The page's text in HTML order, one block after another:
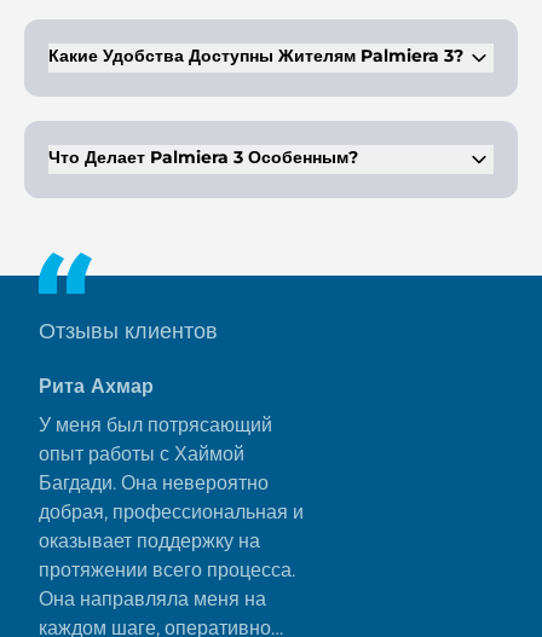
входит в состав комплекса Emaar Blue Lagoon,
предлагающего высочайший комфорт проживания.
Какие Удобства Доступны Жителям Palmiera 3?
социальной, медицинской, развлекательной, спортивной
инфраструктуры мирового уровня.
Что Делает Palmiera 3 Особенным?
Отзывы клиентов
Рита Ахмар
У меня был потрясающий
опыт работы с Хаймой
Багдади. Она невероятно
добрая, профессиональная и
оказывает поддержку на
протяжении всего процесса.
Она направляла меня на
каждом шаге, оперативно